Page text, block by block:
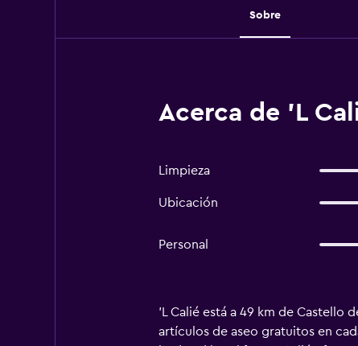
Sobre
Acerca de 'L
Limpieza
Ubicación
Personal
'L Calié está a 49 km de
artículos de aseo gratuitos en